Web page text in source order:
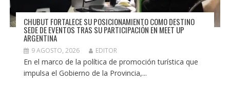
CHUBUT FORTALECE SU POSICIONAMIENTO COMO DESTINO
SEDE DE EVENTOS TRAS SU PARTICIPACIÓN EN MEET UP
ARGENTINA
9 AGOSTO, 2026 EDITOR
En el marco de la política de promoción turística que
impulsa el Gobierno de la Provincia,...